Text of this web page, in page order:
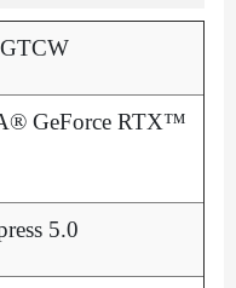
GeForce RTX™
5.0